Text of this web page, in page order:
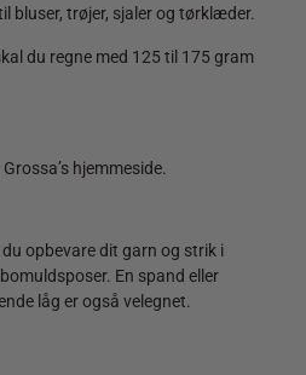
bluser, trøjer, sjaler og tørklæder.
du regne med 125 til 175 gram
hjemmeside.
opbevare dit garn og strik i
En spand eller
låg er også velegnet.